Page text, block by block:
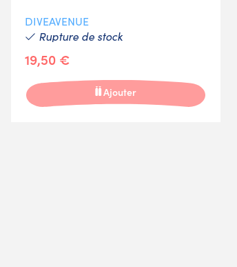
DIVEAVENUE
Rupture de stock
19,50 €
Ajouter